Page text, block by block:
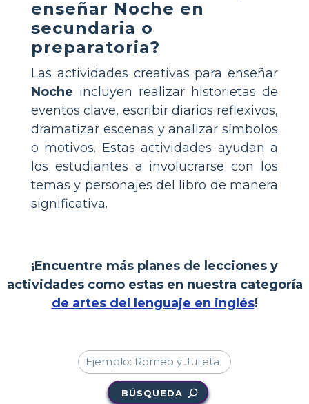
enseñar Noche en
secundaria o
preparatoria?
Las actividades creativas para enseñar
Noche incluyen realizar historietas de
eventos clave, escribir diarios reflexivos,
dramatizar escenas y analizar símbolos
o motivos. Estas actividades ayudan a
los estudiantes a involucrarse con los
temas y personajes del libro de manera
significativa.
¡Encuentre más planes de lecciones y
actividades como estas en nuestra categoría
de artes del lenguaje en inglés!
BÚSQUEDA